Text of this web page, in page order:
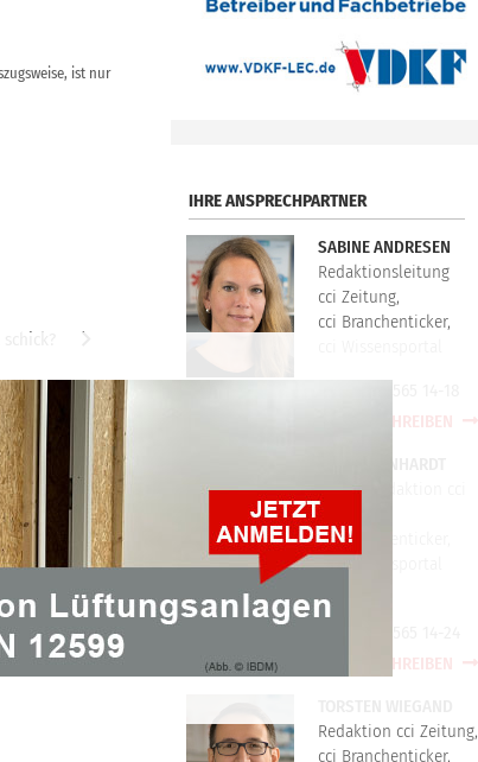
ist nur
IHRE ANSPRECHPARTNER
SABINE ANDRESEN
Redaktionsleitung
cci Zeitung,
cci Branchenticker,
E-MAIL SCHREIBEN
Technikredaktion cci
Zeitung,
cci Branchenticker,
cci Wissensportal
E-MAIL SCHREIBEN
Redaktion cci Zeitung,
cci Branchenticker,